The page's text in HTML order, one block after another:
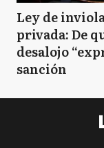
Ley de
privada: De
desalojo
sanción